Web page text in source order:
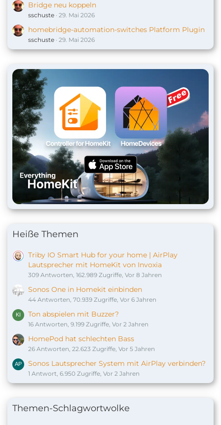
Bridge neu koppeln
sschuste 29. Mai 2026
homebridge-automation-switches Platform Plugin
sschuste 29. Mai 2026
Heiße Themen
Triby IO Smart Hub for your home | AirPlay
Lautsprecher mit HomeKit von Invoxia
309 Antworten, 162.989 Zugriffe, Vor 8 Jahren
Sonos One in Homekit einbinden
44 Antworten, 70.939 Zugriffe, Vor 6 Jahren
Ton abspielen mit Buzzer?
16 Antworten, 9.199 Zugriffe, Vor 2 Jahren
HomePod hat schlechten Bass
26 Antworten, 22.623 Zugriffe, Vor 5 Jahren
Sonos Lautsprecher System mit AirPlay verbinden?
1 Antwort, 6.950 Zugriffe, Vor 2 Jahren
Themen-Schlagwortwolke